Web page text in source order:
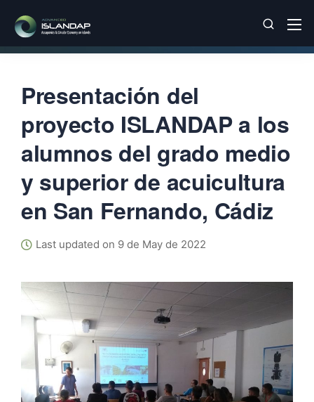
Presentación del
proyecto ISLANDAP a los
alumnos del grado medio
y superior de acuicultura
en San Fernando, Cádiz
Last updated on 9 de May de 2022